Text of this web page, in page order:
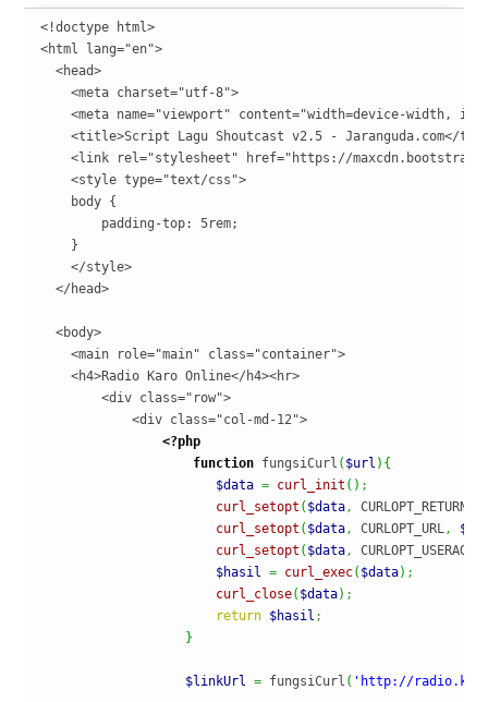
<!doctype html>
<html lang="en">
  <head>
    <meta charset="utf-8">
<meta name="viewport" content="width=device-width,
<title>Script Lagu Shoutcast v2.5 - Jaranguda.com</
<link rel="stylesheet" href="https://
    <style type="text/css">
    body {
        padding-top: 5rem;
    }
    </style>
  </head>
  <body>
    <main role="main" class="container">
    <h4>Radio Karo Online</h4><hr>
        <div class="row">
            <div class="col-md-12">
<?php
function fungsiCurl ( $url ) {
$data = curl_init ( ) ;
curl_setopt ( $data,
curl_setopt ( $data, CURLOPT_URL,
curl_setopt ( $data,
$hasil
= curl_exec( $data) ;
curl_close( $data) ;
return $hasil ;
}
$linkUrl = fungsiCurl ( 'http://